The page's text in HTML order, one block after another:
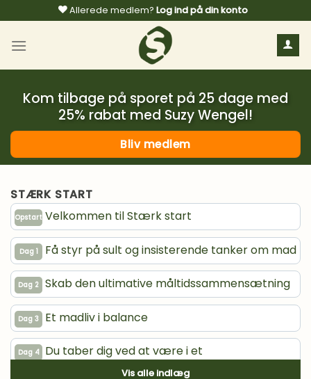
til
indhold
Allerede medlem? Log ind på din konto
Kom tilbage på sporet på 25 dage med
25% rabat med Suzy Wengel!
Bliv medlem
STÆRK START
Opstart Velkommen til Stærk start
Dag 1 Få styr på sult og insisterende tanker om mad
Dag 2 Skab den ultimative måltidssammensætning
Dag 3 Et madliv i balance
Dag 4
Du taber dig ved at være i et
Vis alle indlæg